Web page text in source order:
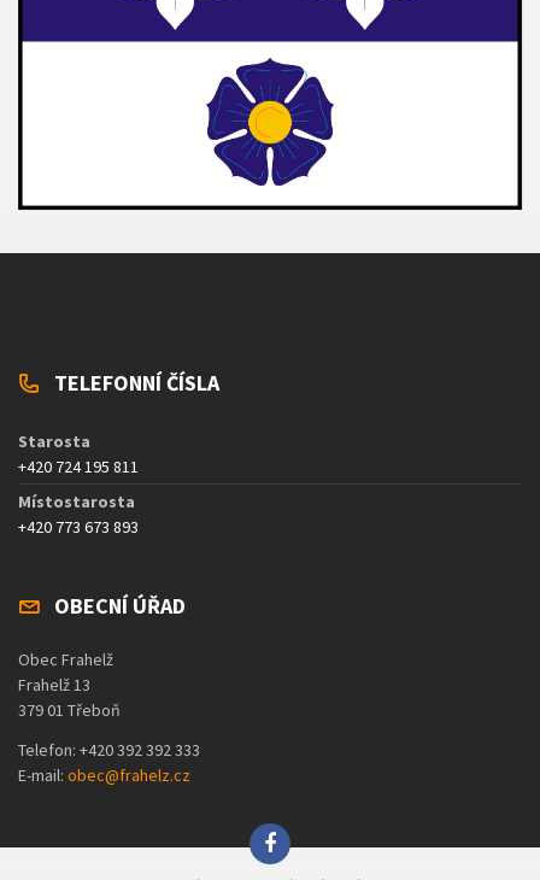
TELEFONNÍ ČÍSLA
Starosta
+420 724 195 811
Místostarosta
+420 773 673 893
OBECNÍ ÚŘAD
Obec Frahelž
Frahelž 13
379 01 Třeboň
Telefon: +420 392 392 333
E-mail: obec@frahelz.cz